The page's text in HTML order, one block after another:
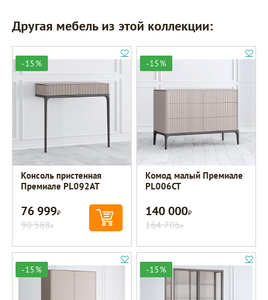
Другая мебель из этой коллекции:
-15%
Консоль пристенная
Премиале PL092AT
76 999Р
90 588Р
-15%
Комод малый Премиале
PL006CT
140 000Р
164 706Р
-15% -15%